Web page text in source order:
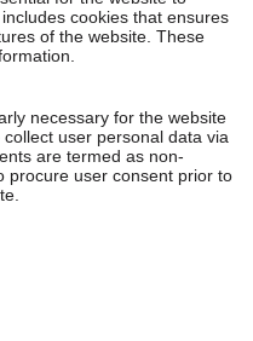
cookies that ensures
of the website. These
necessary for the website
user personal data via
are termed as non-
procure user consent prior to